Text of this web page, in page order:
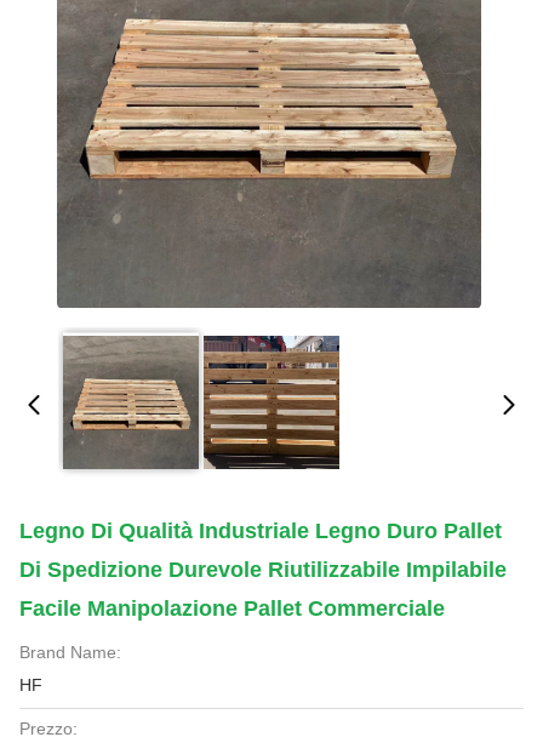
Legno Di Qualità Industriale Legno Duro Pallet
Di Spedizione Durevole Riutilizzabile Impilabile
Facile Manipolazione Pallet Commerciale
Brand Name:
HF
Prezzo: